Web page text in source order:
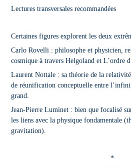
Lectures transversales recommandées
Certaines figures explorent les deux
Carlo Rovelli : philosophe et physicien,
cosmique à travers Helgoland et L’ordre
Laurent Nottale : sa théorie de la
de réunification conceptuelle entre
grand.
Jean-Pierre Luminet : bien que focalisé
les liens avec la physique fondamentale
gravitation).
*